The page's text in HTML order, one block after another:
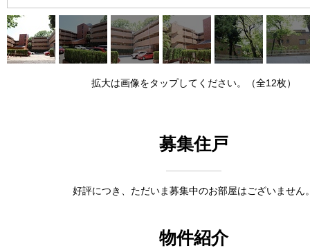
拡大は画像をタップしてください。（全12枚）
募集住戸
好評につき、ただいま募集中のお部屋はございません
物件紹介